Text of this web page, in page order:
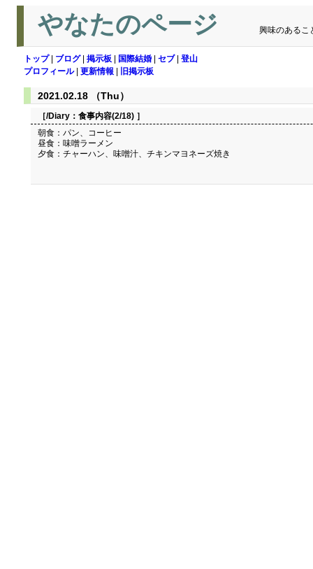
やなたのページ 興味のあるこ
トップ| ブログ| 掲示板 国際結婚 セブ| 登山
プロフィール| 更新情報 旧掲示板
2021.02.18 （Thu）
［/Diary： 食事内容(2/18) ］
朝食：パン、コーヒー
昼食：味噌ラーメン
夕食：チャーハン、味噌汁、チキンマヨネーズ焼き